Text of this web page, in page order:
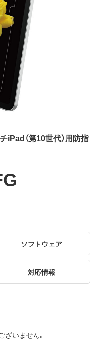
iPad（第10世代）用防指
ソフトウェア
対応情報
ざいません。